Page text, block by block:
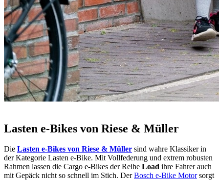
Lasten e-Bikes von Riese & Müller
Die Lasten e-Bikes von Riese & Müller sind wahre Klassiker in
der Kategorie Lasten e-Bike. Mit Vollfederung und extrem robusten
Rahmen lassen die Cargo e-Bikes der Reihe Load ihre Fahrer auch
mit Gepäck nicht so schnell im Stich. DerBosch e-Bike Motorsorgt